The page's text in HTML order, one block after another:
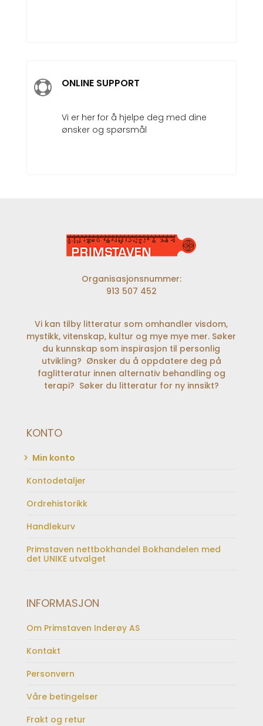
 ONLINE SUPPORT
Vi er her for å hjelpe deg med dine
ønsker og spørsmål
Organisasjonsnummer:
913 507 452
Vi kan tilby litteratur som omhandler visdom,
mystikk, vitenskap, kultur og mye mye mer. Søker
du kunnskap som inspirasjon til personlig
utvikling? Ønsker du å oppdatere deg på
faglitteratur innen alternativ behandling og
terapi? Søker du litteratur for ny innsikt?
KONTO
Min konto
Kontodetaljer
Ordrehistorikk
Handlekurv
Primstaven nettbokhandel Bokhandelen med
det UNIKE utvalget
INFORMASJON
Om Primstaven Inderøy AS
Kontakt
Personvern
Våre betingelser
Frakt og retur